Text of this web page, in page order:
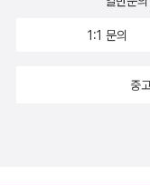
연습과 통합 사고력 문
고 하면 이해가 좀 더
1:1 문의
중